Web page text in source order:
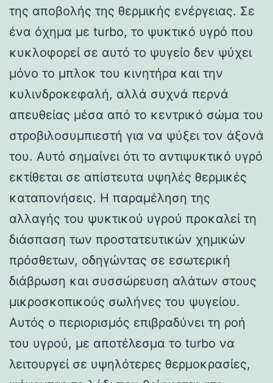
της αποβολής της θερμικής ενέργειας. Σε
ένα όχημα με turbo, το ψυκτικό υγρό που
κυκλοφορεί σε αυτό το ψυγείο δεν ψύχει
μόνο το μπλοκ του κινητήρα και την
κυλινδροκεφαλή, αλλά συχνά περνά
απευθείας μέσα από το κεντρικό σώμα του
στροβιλοσυμπιεστή για να ψύξει τον άξονά
του. Αυτό σημαίνει ότι το αντιψυκτικό υγρό
εκτίθεται σε απίστευτα υψηλές θερμικές
καταπονήσεις. Η παραμέληση της
αλλαγής του ψυκτικού υγρού προκαλεί τη
διάσπαση των προστατευτικών χημικών
πρόσθετων, οδηγώντας σε εσωτερική
διάβρωση και συσσώρευση αλάτων στους
μικροσκοπικούς σωλήνες του ψυγείου.
Αυτός ο περιορισμός επιβραδύνει τη ροή
του υγρού, με αποτέλεσμα το turbo να
λειτουργεί σε υψηλότερες θερμοκρασίες,